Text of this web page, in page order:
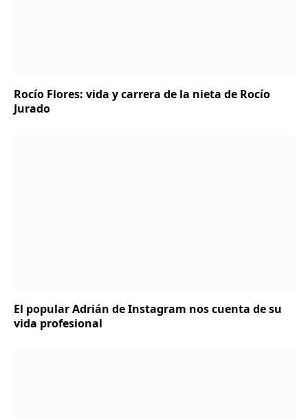
Rocío Flores: vida y carrera de la nieta de Rocío
Jurado
El popular Adrián de Instagram nos cuenta de su
vida profesional